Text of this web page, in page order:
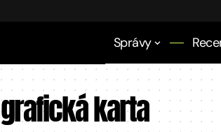
Správy
grafická karta